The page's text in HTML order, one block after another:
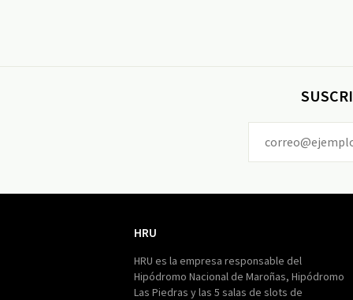
HRU
HRU es la empresa responsable del
Hipódromo Nacional de Maroñas, Hipódromo
Las Piedras y las 5 salas de slots de